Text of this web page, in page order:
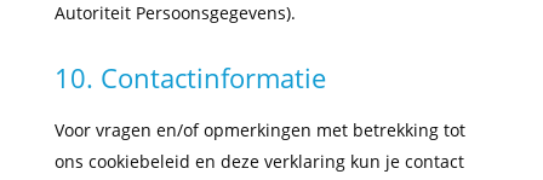
Autoriteit Persoonsgegevens).
10. Contactinformatie
Voor vragen en/of opmerkingen met betrekking tot
ons cookiebeleid en deze verklaring kun je contact